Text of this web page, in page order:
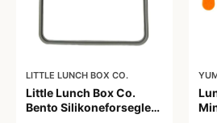
LITTLE LUNCH BOX CO.
Little Lunch Box Co.
Bento Silikoneforsegler